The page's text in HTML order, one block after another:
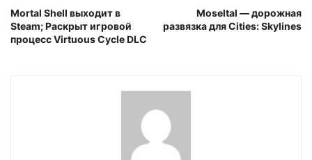
Mortal Shell выходит в
Steam; Раскрыт игровой
процесс Virtuous Cycle DLC
Moseltal — дорожная
развязка для Cities: Skylines